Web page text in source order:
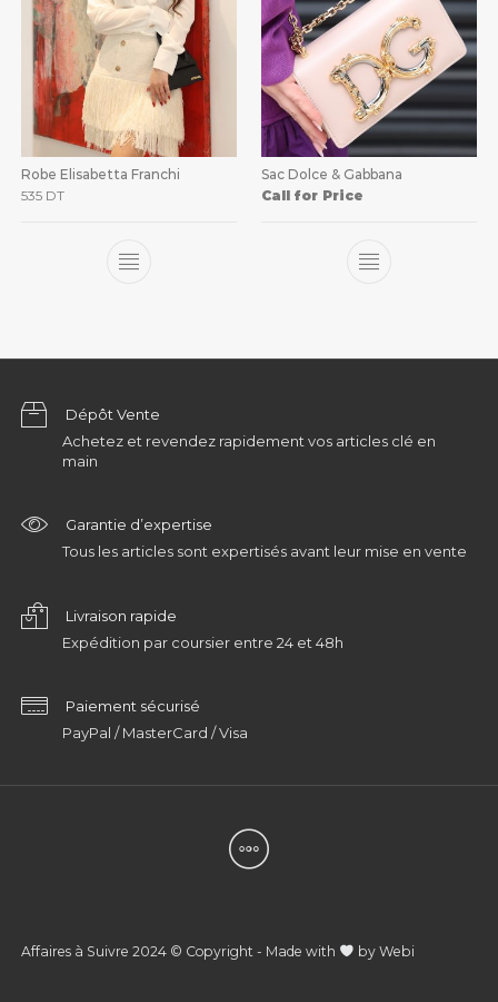
Robe Elisabetta Franchi
535 DT
Sac Dolce & Gabbana
Call for Price
Dépôt Vente
Achetez et revendez rapidement vos articles clé en
main
Garantie d’expertise
Tous les articles sont expertisés avant leur mise en vente
Livraison rapide
Expédition par coursier entre 24 et 48h
Paiement sécurisé
PayPal / MasterCard / Visa
Affaires à Suivre 2024 © Copyright - Made with by Webi